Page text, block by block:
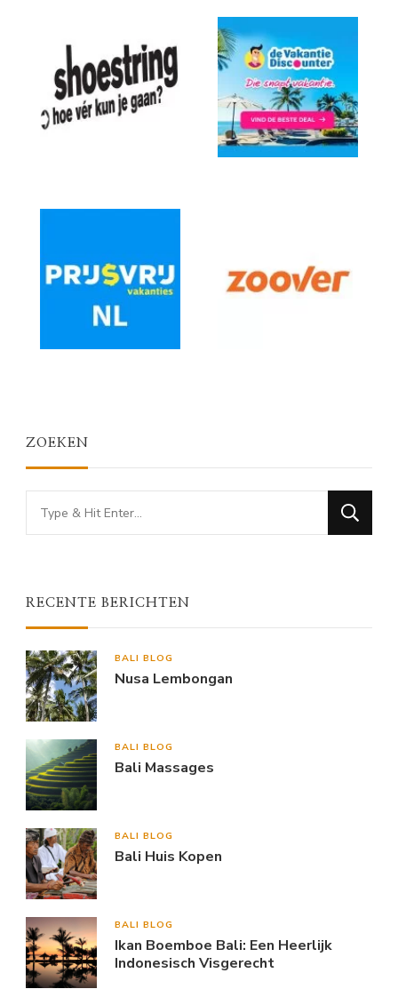
ZOEKEN
Looking
for
RECENTE BERICHTEN
BALI BLOG
Nusa Lembongan
BALI BLOG
Bali Massages
BALI BLOG
Bali Huis Kopen
BALI BLOG
Ikan Boemboe Bali: Een Heerlijk
Indonesisch Visgerecht